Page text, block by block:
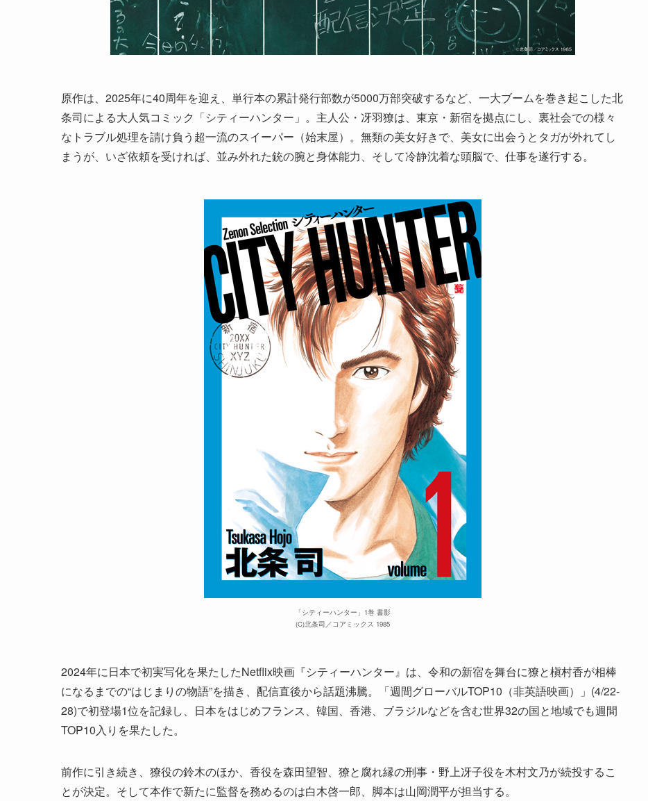
原作は、2025年に40周年を迎え、単行本の累計発行部数が5000万部突破するなど、一大ブームを巻き起こした北
条司による大人気コミック「シティーハンター」。主人公・冴羽獠は、東京・新宿を拠点にし、裏社会での様々
なトラブル処理を請け負う超一流のスイーパー（始末屋）。無類の美女好きで、美女に出会うとタガが外れてし
まうが、いざ依頼を受ければ、並み外れた銃の腕と身体能力、そして冷静沈着な頭脳で、仕事を遂行する。
「シティーハンター」1巻 書影
(C)北条司／コアミックス 1985
2024年に日本で初実写化を果たしたNetflix映画『シティーハンター』は、令和の新宿を舞台に獠と槇村香が相棒
になるまでの“はじまりの物語”を描き、配信直後から話題沸騰。「週間グローバルTOP10（非英語映画）」(4/22-
28)で初登場1位を記録し、日本をはじめフランス、韓国、香港、ブラジルなどを含む世界32の国と地域でも週間
TOP10入りを果たした。
前作に引き続き、獠役の鈴木のほか、香役を森田望智、獠と腐れ縁の刑事・野上冴子役を木村文乃が続投するこ
とが決定。そして本作で新たに監督を務めるのは白木啓一郎、脚本は山岡潤平が担当する。